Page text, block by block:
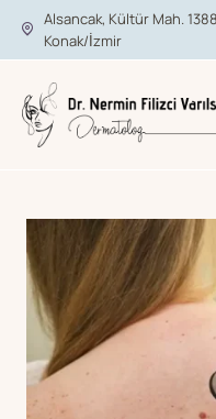
Alsancak, Kültür Mah.
Konak/İzmir